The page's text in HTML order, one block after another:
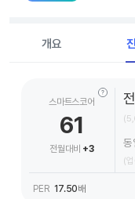
개요
스마트스코어
61
전월대비 +3 동
(
PER 17.50배